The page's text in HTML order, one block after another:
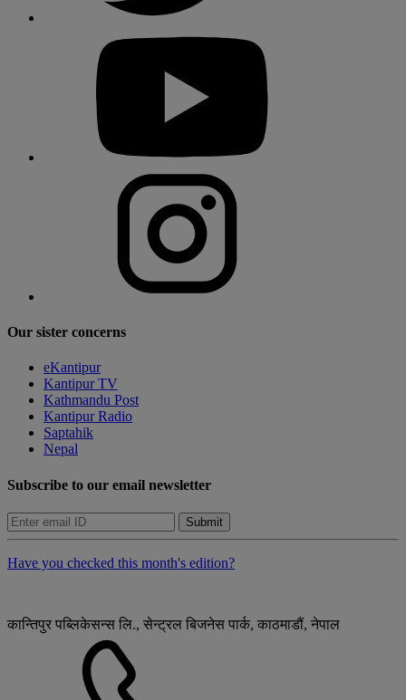
Our sister concerns
eKantipur
Kantipur TV
Kathmandu Post
Kantipur Radio
Saptahik
Nepal
Subscribe to our email newsletter
Submit
Have you checked this month's edition?
कान्तिपुर पब्लिकेसन्स लि., सेन्ट्रल बिजनेस पार्क, काठमाडौं, नेपाल